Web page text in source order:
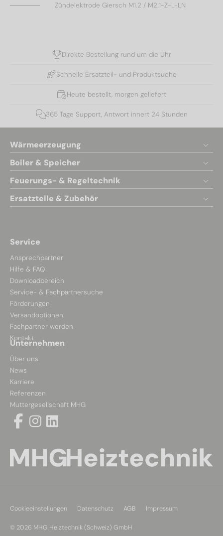
Zündelektrode Giersch M1.2 / M2.1-Z-L-LN
Direkte Bestellung rund um die Uhr
Schnelle Ersatzteil- und Produktsuche
Heute bestellt, morgen geliefert
365 Tage Support, Antwort innert 24 Stunden
Wärmeerzeugung
Boiler & Speicher
Feuerungs- & Regeltechnik
Ersatzteile & Zubehör
Service
Ansprechpartner
Hilfe & FAQ
Downloadbereich
Service- & Fachpartnersuche
Förderungen
Versandoptionen
Fachpartner werden
Kontakt
Unternehmen
Über uns
News
Karriere
Referenzen
Muttergesellschaft MHG
Cookieeinstellungen Datenschutz AGB Impressum
© 2026 MHG Heiztechnik (Schweiz) GmbH